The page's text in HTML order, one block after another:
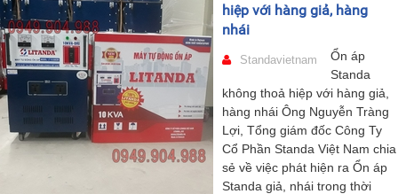
hiệp với hàng giả, hàng
nhái
Standavietnam
Ổn áp
Standa
không thoả hiệp với hàng giả,
hàng nhái Ông Nguyễn Tràng
Lợi, Tổng giám đốc Công Ty
Cổ Phần Standa Việt Nam chia
sẻ về việc phát hiện ra Ổn áp
Standa giả, nhái trong thời